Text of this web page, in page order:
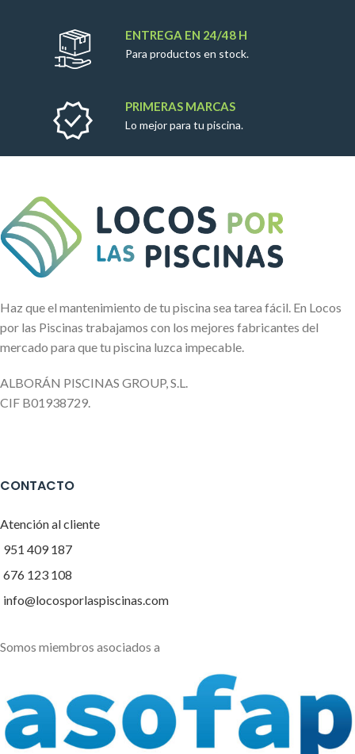
ENTREGA EN 24/48 H
Para productos en stock.
PRIMERAS MARCAS
Lo mejor para tu piscina.
Haz que el mantenimiento de tu piscina sea tarea fácil. En Locos
por las Piscinas trabajamos con los mejores fabricantes del
mercado para que tu piscina luzca impecable.
ALBORÁN PISCINAS GROUP, S.L.
CIF B01938729.
CONTACTO
Atención al cliente
951 409 187
676 123 108
info@locosporlaspiscinas.com
Somos miembros asociados a